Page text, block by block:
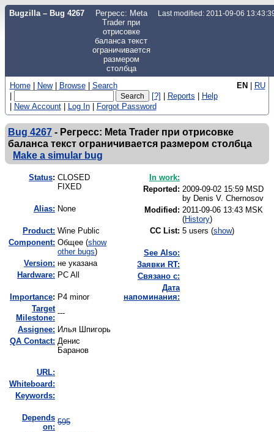
Bugzilla – Bug 4267
Регресс: Meta
Trader при
отрисовке
баланса текст
ограничивается
размером
столбца
Last modified: 2011-09-06
EN | RU
Home | New | Browse | Search
|
[?] | Reports | Help
| New Account | Log In | Forgot Password
Bug 4267 - Регресс: Meta Trader при отрисовке
баланса текст ограничивается размером столбца
Make a simular bug
Status: CLOSED
FIXED
Alias: None
Product: Wine Public
Component: Общее (show
other bugs)
Version: не указана
Hardware: PC All
mportance: P4 minor
Target
Milestone:
---
Assignee: Илья Шпигорь
QA Contact: Денис
Баранов
URL:
Whiteboard:
Keywords:
Depends
on:
595
In work:
Reported: 2009-09-02 15:59 MSD
by Denis V. Chernosov
Modified: 2011-09-06 13:43 MSK
(History)
CC List: 5 users (show)
See Also:
Заявки RT:
Связано с:
Дата
напоминания: